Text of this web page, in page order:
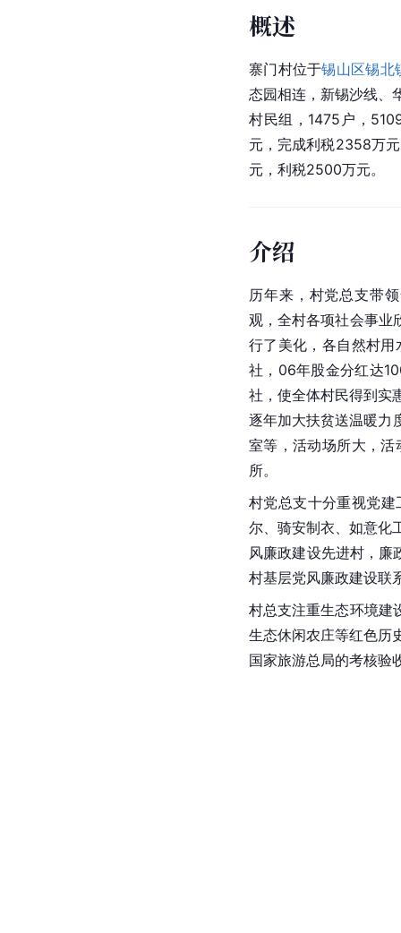
概述
寨门村位于锡山区锡北
态园相连，新锡沙线、
村民组，1475户，
元，完成利税2358万
元，利税2500万元。
介绍
历年来，村党总支带
观，全村各项社会事业
行了美化，各自然村
社，06年股金分红达
社，使全体村民得到实
逐年加大扶贫送温暖力
室等，活动场所大，
所。
村党总支十分重视党
尔、骑安制衣、如意化
风廉政建设先进村，廉
村基层党风廉政建设联
村总支注重生态环境建
生态休闲农庄等红色历
国家旅游总局的考核验